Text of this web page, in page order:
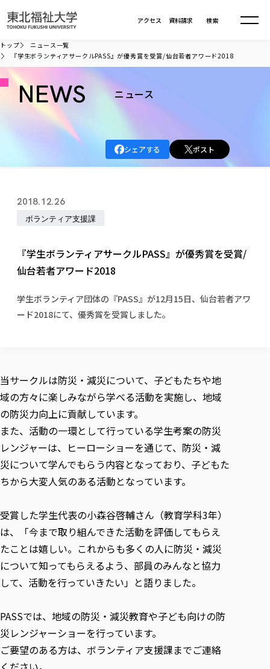
資料請求
アクセス 検索
大学について
建学の精神・教育の理念
学長室の窓
各種方針
大学の歩み
学則
校歌の歴史
寄附の受け入れ
キャンパス案内
大学の取り組み
大学の取り組み
社会連携・研究
カリキュラム編成ガイドライン
一般事業主行動計画
公的資金等の不正使用の防止に関する基本方針
初年次教育（リエゾンゼミⅠ）について
リエゾンゼミ・ナビ（テキスト等）
お役立ち情報（リンク集）
放射線モニタリング測定結果（国見キャンパス）
情報公開
寄附行為
ガバナンス・コード
中期事業計画
学校教育法施行規則第172条の2に基づく情報公開
教職課程における情報の公表
学部・学科等設置計画履行状況報告書
情報公開規程
学部・大学院
学部・大学院TOP
総合福祉学部
社会福祉学科
福祉行政学科
共生まちづくり学部
共生まちづくり学科
教育学部
健康科学部
健康科学部
保健看護学科
産業福祉マネジメント学科
大学院
大学院
総合福祉学研究科 社会福祉学専攻 修士課程
総合福祉学研究科 社会福祉学専攻 博士課程
総合福祉学研究科 福祉心理学専攻 修士課程
通信教育部
通信教育部
通信制大学院 総合福祉学研究科 社会福祉学専攻 修士課程
カリキュラム（学部・大学院）
学びの特徴
学びの特徴
ICT教育
初年次教育（リエゾンゼミⅠ）
教育実践活動（教育学科学生のみ受講可能）
禅のこころ
教員紹介・業績
学びのサポート
学費（学部学科）
授業料減免・奨学金等
宿舎の紹介
入学試験
デジタルパンフ
オープンキャンパス
就職状況
東北福祉大学のキャリアサポート
東北福祉大学のキャリア教育
センター長の挨拶
求人の受付について
単独学内説明会のご案内
在学生の方
在学生の方
資格取得報奨制度について
東北福祉大学求人・インターンシップ検索サイト（キャリタス
卒業生の方
卒業生の方
卒業後のキャリア支援体制
在学生による訪問、情報提供へのご協力のお願い
よくあるご質問
東北福祉大学のDNA
在学生インタビュー
課外活動
課外活動 TOP
体育会・運動サークル紹介
国際交流
国際交流TOP
外国人在学生
Prospective Students
学生支援センター国際交流の活動
スタッフ紹介
ニュース一覧
社会連携・研究
東北福祉大学の研究活動
東北福祉大学の研究紹介
共同研究等をご検討の皆様へ
東北福祉大学の紀要・リポジトリ
東北福祉大学の紀要・リポジトリ
研究紀要
教職研究
東北福祉大学教育・教職センター特別支援教育研究年報一覧
東北福祉大学機関リポジトリ
東北福祉大学オープンアクセス方針
産学・産学官連携
産学・産学官連携
「高齢者のフレイル予防及びデジタルデバイド解消に向けた
学生参加 × 産学官連携 ～ 「行学一如」の実践
社会貢献・地域連携活動
社会貢献・地域連携活動
社会貢献・地域連携活動報告書
各種社会貢献活動の窓口
伝承講座「311『伝える／備える』次世代塾」
JICA草の根技術協力事業
自治体・団体等との主な協定
自治体・団体等との主な協定
研究所について
研究者のご紹介
生涯教育・キャリア教育TOP
生涯学習・社会人講座
月例TFU実学臨床研究セミナー
特別支援教育研究室
関連法人
取材について
施設利用
学内ポータルシステム
Universal Passport
トップ
ニュース一覧
『学生ボランティアサークルPASS』が優秀賞を受賞/仙台若者アワード2018
NEWS ニュース
シェアする ポスト
2018.12.26
ボランティア支援課
『学生ボランティアサークルPASS』が優秀賞を受賞/
仙台若者アワード2018
学生ボランティア団体の『PASS』が12月15日、仙台若者アワ
ード2018にて、優秀賞を受賞しました。
当サークルは防災・減災について、子どもたちや地
域の方々に楽しみながら学べる活動を実施し、地域
の防災力向上に貢献しています。
また、活動の一環として行っている学生考案の防災
レンジャーは、ヒーローショーを通じて、防災・減
災について学んでもらう内容となっており、子どもた
ちから大変人気のある活動となっています。
受賞した学生代表の小森谷啓輔さん（教育学科3年）
は、「今まで取り組んできた活動を評価してもらえ
たことは嬉しい。これからも多くの人に防災・減災
について知ってもらえるよう、部員のみんなと協力
して、活動を行っていきたい」と語りました。
PASSでは、地域の防災・減災教育や子ども向けの防
災レンジャーショーを行っています。
ご要望のある方は、ボランティア支援課までご連絡